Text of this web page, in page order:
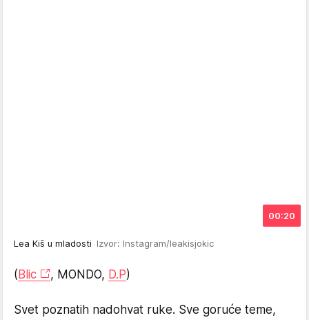
00:20
Lea Kiš u mladosti Izvor: Instagram/leakisjokic
(Blic , MONDO, D.P)
Svet poznatih nadohvat ruke. Sve goruće teme,